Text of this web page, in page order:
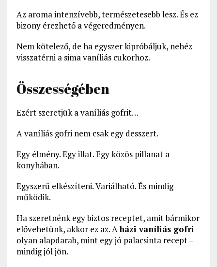
Az aroma intenzívebb, természetesebb lesz. És ez
bizony érezhető a végeredményen.
Nem kötelező, de ha egyszer kipróbáljuk, nehéz
visszatérni a sima vaníliás cukorhoz.
Összességében
Ezért szeretjük a vaníliás gofrit…
A vaníliás gofri nem csak egy desszert.
Egy élmény. Egy illat. Egy közös pillanat a
konyhában.
Egyszerű elkészíteni. Variálható. És mindig
működik.
Ha szeretnénk egy biztos receptet, amit bármikor
elővehetünk, akkor ez az. Aházi vaníliás gofri
olyan alapdarab, mint egy jó palacsinta recept –
mindig jól jön.